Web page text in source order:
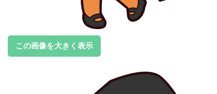
この画像を大きく表示